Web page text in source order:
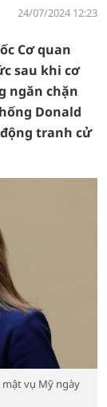
24/07/2024 12:23
Cơ quan
sau khi cơ
ngăn chặn
Donald
tranh cử
mật vụ Mỹ ngày